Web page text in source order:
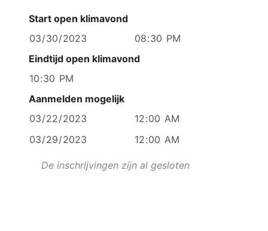
Start open klimavond
Eindtijd open klimavond
Aanmelden mogelijk
De inschrijvingen zijn al gesloten